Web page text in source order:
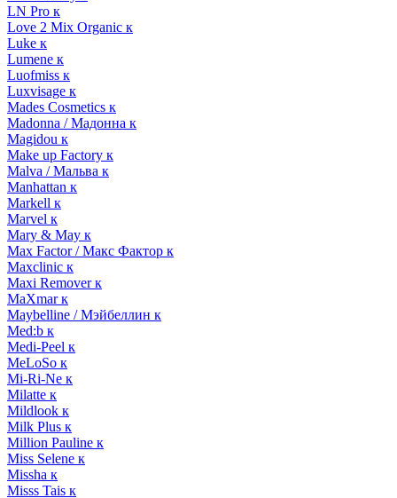
LN Pro к
Love 2 Mix Organic к
Luke к
Lumene к
Luofmiss к
Luxvisage к
Mades Cosmetics к
Madonna / Мадонна к
Magidou к
Make up Factory к
Malva / Мальва к
Manhattan к
Markell к
Marvel к
Mary & May к
Max Factor / Макс Фактор к
Maxclinic к
Maxi Remover к
MaXmar к
Maybelline / Мэйбеллин к
Med:b к
Medi-Peel к
MeLoSo к
Mi-Ri-Ne к
Milatte к
Mildlook к
Milk Plus к
Million Pauline к
Miss Selene к
Missha к
Misss Tais к